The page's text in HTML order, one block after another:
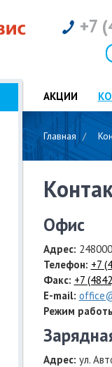
+7
АКЦИИ
Главная
Офис
Адрес:
Телефон: +7
Факс: +7
E-mail:
Режим
Адрес: ул.